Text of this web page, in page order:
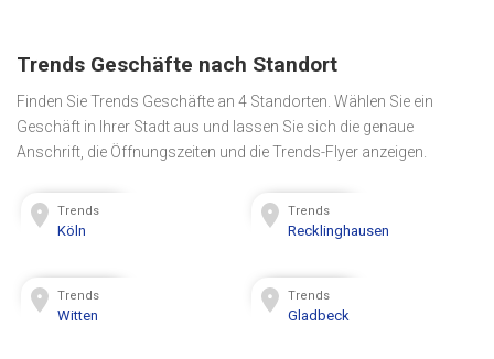
Trends Geschäfte nach Standort
Finden Sie Trends Geschäfte an 4 Standorten. Wählen Sie ein
Geschäft in Ihrer Stadt aus und lassen Sie sich die genaue
Anschrift, die Öffnungszeiten und die Trends-Flyer anzeigen.
Trends
Köln
Trends
Recklinghausen
Trends
Witten
Trends
Gladbeck